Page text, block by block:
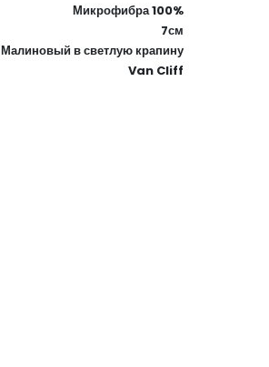
Микрофибра 100%
7см
Малиновый в светлую крапину
Van Cliff